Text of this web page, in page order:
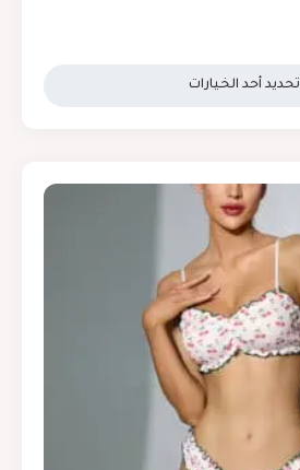
تحديد أحد الخيارات